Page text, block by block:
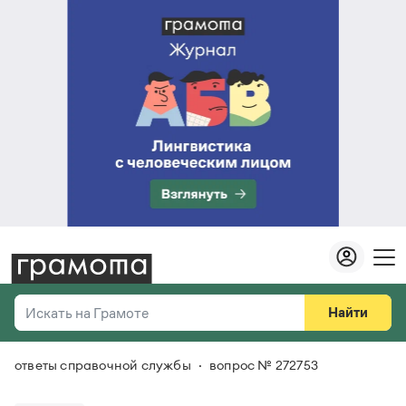
Искать на Грамоте
Справочная служба
Найти
Везде
ответы справочной службы вопрос № 272753